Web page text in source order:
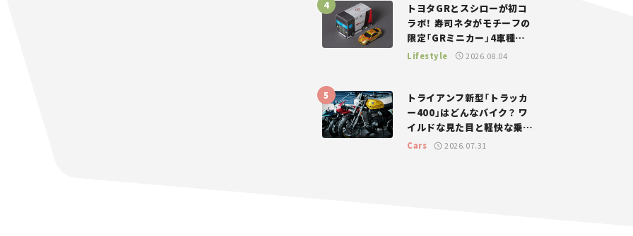
トヨタGRとスシローが初コ
ラボ！ 寿司ネタがモチーフの
限定「GRミニカー」4車種が
登場。入手方法は？【クルマ
Lifestyle 2026.08.04
トライアンフ新型「トラッカ
ー400」はどんなバイク？ ワ
イルドな見た目と軽快な乗り
味を両立した400ccフラット
Cars 2026.07.31